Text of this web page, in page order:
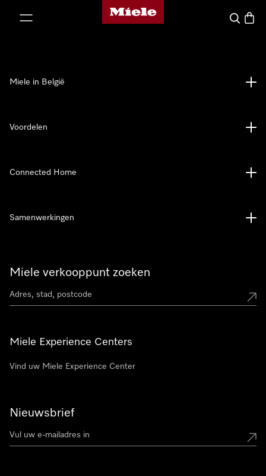
Miele homepage
Wat zoek
Miele verkooppunt zoeken
Miele Experience Centers
Vind uw Miele Experience Center
Nieuwsbrief
Miele in België
Voordelen
Connected Home
Samenwerkingen